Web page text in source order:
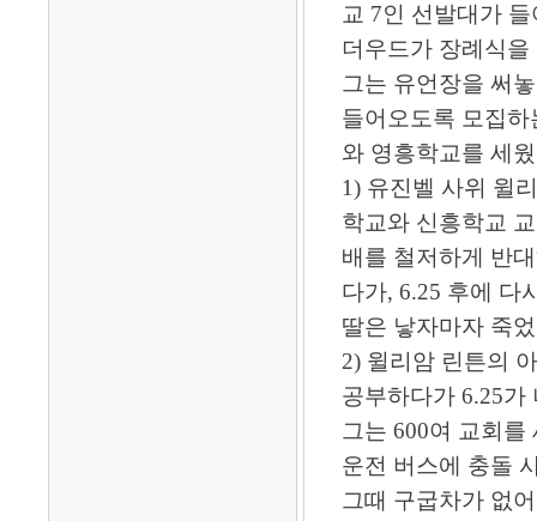
교 7인 선발대가
더우드가 장례식을
그는 유언장을 써
들어오도록 모집
와 영흥학교를 세
1) 유진벨 사위 윌
학교와 신흥학교
배를 철저하게 반
다가, 6.25 후에 다
딸은 낳자마자 죽
2) 윌리암 린튼의
공부하다가 6.25가
그는 600여 교회
운전 버스에 충돌
그때 구굽차가 없